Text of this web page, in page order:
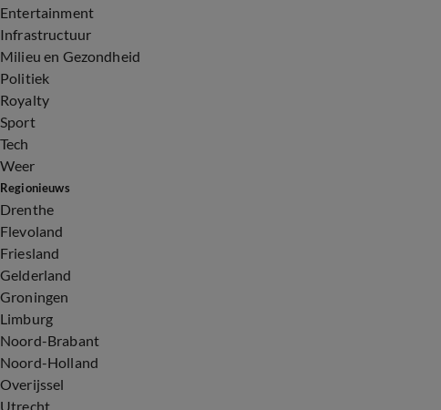
Entertainment
Infrastructuur
Milieu en Gezondheid
Politiek
Royalty
Sport
Tech
Weer
Regionieuws
Drenthe
Flevoland
Friesland
Gelderland
Groningen
Limburg
Noord-Brabant
Noord-Holland
Overijssel
Utrecht